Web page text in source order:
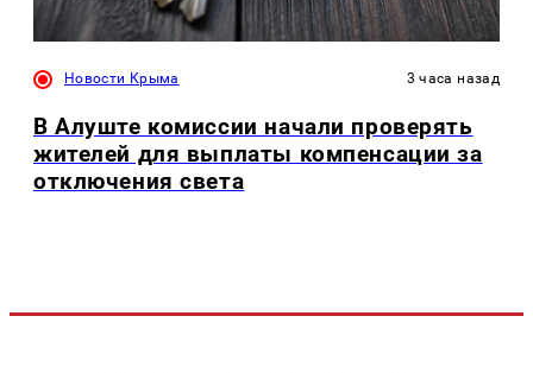
Новости Крыма 3 часа назад
В Алуште комиссии начали проверять
жителей для выплаты компенсации за
отключения света